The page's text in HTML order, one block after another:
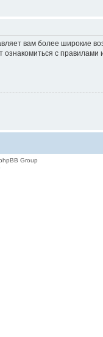
вам более широкие
ознакомиться с
Group